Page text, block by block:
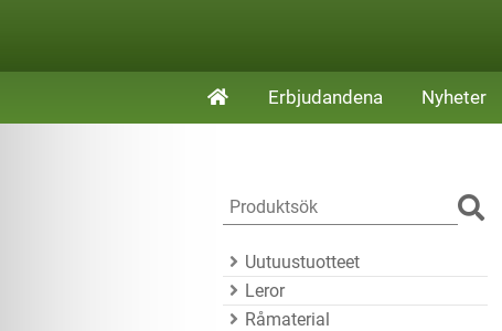
Erbjudandena Nyheter
Uutuustuotteet
Leror
Råmaterial